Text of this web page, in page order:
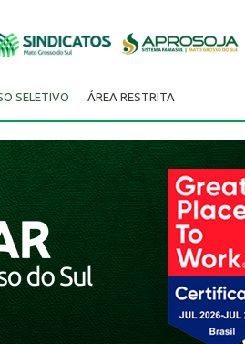
SELETIVO
ÁREA RESTRITA